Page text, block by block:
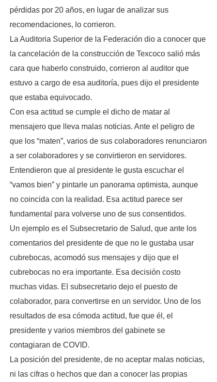
pérdidas por 20 años, en lugar de analizar sus
recomendaciones, lo corrieron.
La Auditoria Superior de la Federación dio a conocer que
la cancelación de la construcción de Texcoco salió más
cara que haberlo construido, corrieron al auditor que
estuvo a cargo de esa auditoría, pues dijo el presidente
que estaba equivocado.
Con esa actitud se cumple el dicho de matar al
mensajero que lleva malas noticias. Ante el peligro de
que los “maten”, varios de sus colaboradores renunciaron
a ser colaboradores y se convirtieron en servidores.
Entendieron que al presidente le gusta escuchar el
“vamos bien” y pintarle un panorama optimista, aunque
no coincida con la realidad. Esa actitud parece ser
fundamental para volverse uno de sus consentidos.
Un ejemplo es el Subsecretario de Salud, que ante los
comentarios del presidente de que no le gustaba usar
cubrebocas, acomodó sus mensajes y dijo que el
cubrebocas no era importante. Esa decisión costo
muchas vidas. El subsecretario dejo el puesto de
colaborador, para convertirse en un servidor. Uno de los
resultados de esa cómoda actitud, fue que él, el
presidente y varios miembros del gabinete se
contagiaran de COVID.
La posición del presidente, de no aceptar malas noticias,
ni las cifras o hechos que dan a conocer las propias